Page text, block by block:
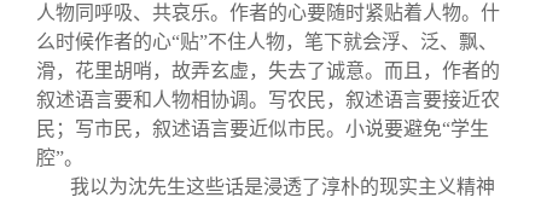
人物同呼吸、共哀乐。作者的心要随时紧贴着人物。什
么时候作者的心“贴”不住人物，笔下就会浮、泛、飘、
滑，花里胡哨，故弄玄虚，失去了诚意。而且，作者的
叙述语言要和人物相协调。写农民，叙述语言要接近农
民；写市民，叙述语言要近似市民。小说要避免“学生
腔”。
我以为沈先生这些话是浸透了淳朴的现实主义精神